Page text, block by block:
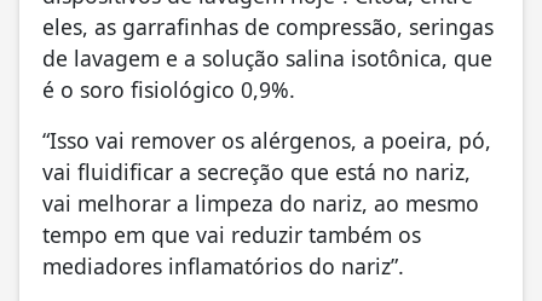
eles, as garrafinhas de compressão, seringas
de lavagem e a solução salina isotônica, que
é o soro fisiológico 0,9%.
“Isso vai remover os alérgenos, a poeira, pó,
vai fluidificar a secreção que está no nariz,
vai melhorar a limpeza do nariz, ao mesmo
tempo em que vai reduzir também os
mediadores inflamatórios do nariz”.